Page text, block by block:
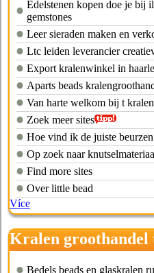
Edelstenen kopen doe je bij
gemstones
Leer sieraden maken en
Ltc leiden leverancier
Export kralenwinkel in
Aparts beads
Van harte welkom bij t
Zoek meer sites
Hoe vind ik de juiste beurzen
Op zoek naar
Find more sites
Over little bead
Více
Kralen groothandel
Bedels beads en glaskralen